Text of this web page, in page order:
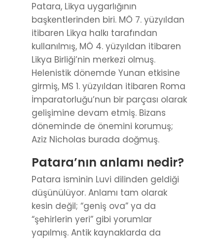
Patara, Likya uygarlığının
başkentlerinden biri. MÖ 7. yüzyıldan
itibaren Likya halkı tarafından
kullanılmış, MÖ 4. yüzyıldan itibaren
Likya Birliği’nin merkezi olmuş.
Helenistik dönemde Yunan etkisine
girmiş, MS 1. yüzyıldan itibaren Roma
İmparatorluğu’nun bir parçası olarak
gelişimine devam etmiş. Bizans
döneminde de önemini korumuş;
Aziz Nicholas burada doğmuş.
Patara’nın anlamı nedir?
Patara isminin Luvi dilinden geldiği
düşünülüyor. Anlamı tam olarak
kesin değil; “geniş ova” ya da
“şehirlerin yeri” gibi yorumlar
yapılmış. Antik kaynaklarda da